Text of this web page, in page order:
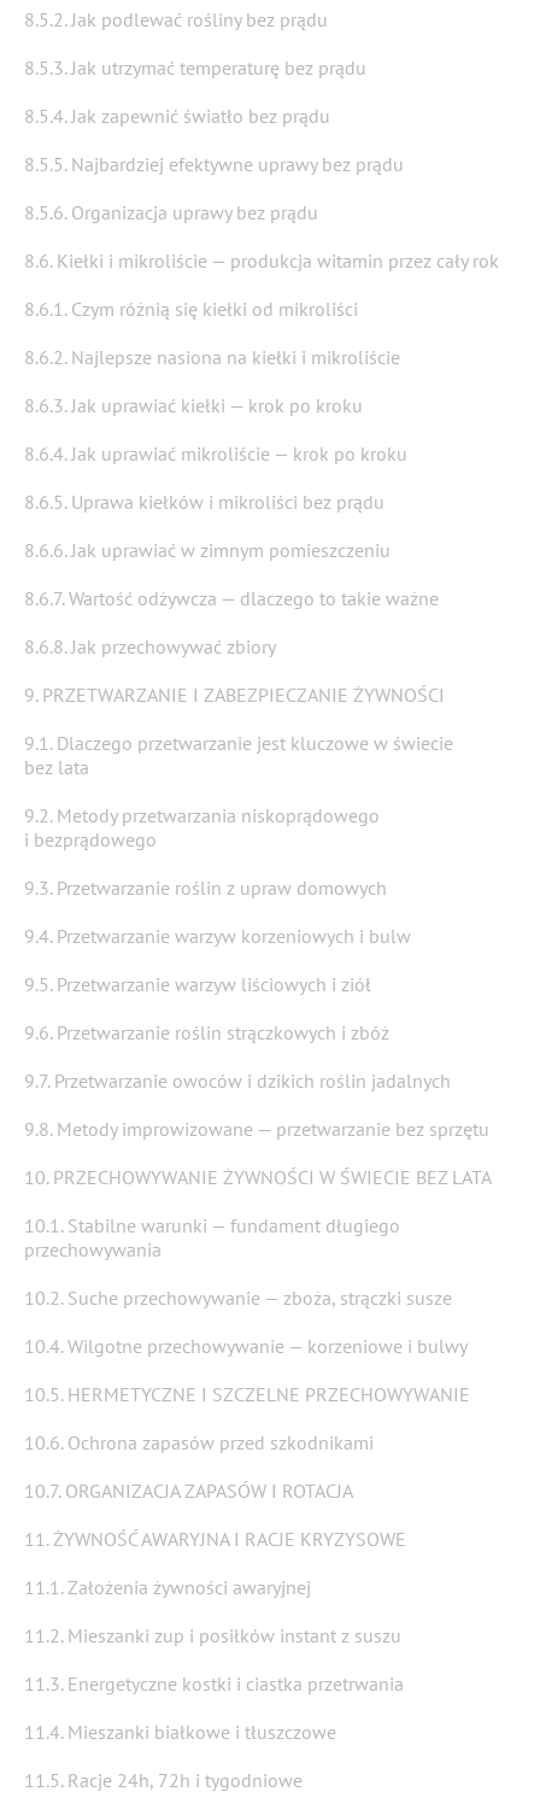
8.5.2. Jak podlewać rośliny bez prądu
8.5.3. Jak utrzymać temperaturę bez prądu
8.5.4. Jak zapewnić światło bez prądu
8.5.5. Najbardziej efektywne uprawy bez prądu
8.5.6. Organizacja uprawy bez prądu
8.6. Kiełki i mikroliście — produkcja witamin przez cały rok
8.6.1. Czym różnią się kiełki od mikroliści
8.6.2. Najlepsze nasiona na kiełki i mikroliście
8.6.3. Jak uprawiać kiełki — krok po kroku
8.6.4. Jak uprawiać mikroliście — krok po kroku
8.6.5. Uprawa kiełków i mikroliści bez prądu
8.6.6. Jak uprawiać w zimnym pomieszczeniu
8.6.7. Wartość odżywcza — dlaczego to takie ważne
8.6.8. Jak przechowywać zbiory
9. PRZETWARZANIE I ZABEZPIECZANIE ŻYWNOŚCI
9.1. Dlaczego przetwarzanie jest kluczowe w świecie
bez lata
9.2. Metody przetwarzania niskoprądowego
i bezprądowego
9.3. Przetwarzanie roślin z upraw domowych
9.4. Przetwarzanie warzyw korzeniowych i bulw
9.5. Przetwarzanie warzyw liściowych i ziół
9.6. Przetwarzanie roślin strączkowych i zbóż
9.7. Przetwarzanie owoców i dzikich roślin jadalnych
9.8. Metody improwizowane — przetwarzanie bez sprzętu
10. PRZECHOWYWANIE ŻYWNOŚCI W ŚWIECIE BEZ LATA
10.1. Stabilne warunki — fundament długiego
przechowywania
10.2. Suche przechowywanie — zboża, strączki susze
10.4. Wilgotne przechowywanie — korzeniowe i bulwy
10.5. HERMETYCZNE I SZCZELNE PRZECHOWYWANIE
10.6. Ochrona zapasów przed szkodnikami
10.7. ORGANIZACJA ZAPASÓW I ROTACJA
11. ŻYWNOŚĆ AWARYJNA I RACJE KRYZYSOWE
11.1. Założenia żywności awaryjnej
11.2. Mieszanki zup i posiłków instant z suszu
11.3. Energetyczne kostki i ciastka przetrwania
11.4. Mieszanki białkowe i tłuszczowe
11.5. Racje 24h, 72h i tygodniowe